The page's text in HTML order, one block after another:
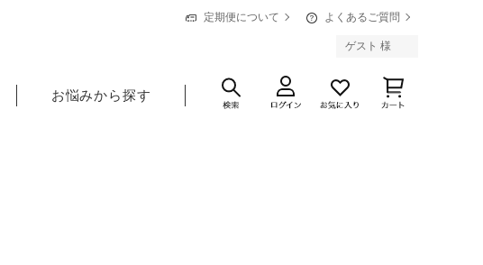
定期便について よくあるご質問
ゲスト 様
お悩みから探す